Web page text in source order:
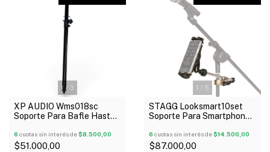
1 / 3
XP AUDIO Wms018sc
Soporte Para Bafle Hasta
6 cuotas sin interés de$8.500,00
$51.000,00
1 / 5
STAGG Looksmart10set
Soporte Para Smartphones
mm Clamp
6 cuotas sin interés de$14.500,00
$87.000,00